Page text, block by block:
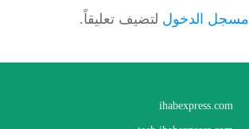
مسجل الدخول لتضيف تعليقاً.
ihabexpress.com